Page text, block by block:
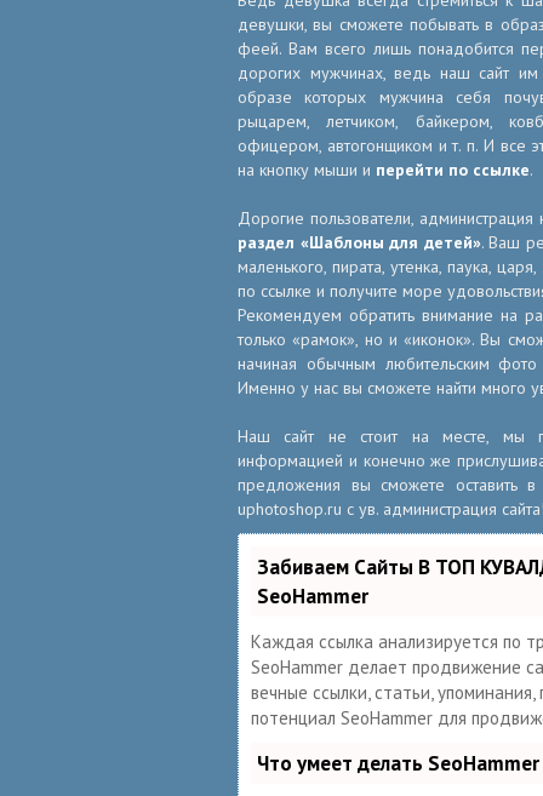
девушки, вы сможете побывать в
феей. Вам всего лишь понадобится
дорогих мужчинах, ведь наш сайт
образе которых мужчина себя
рыцарем, летчиком, байкером,
офицером, автогонщиком и т. п. И все
на кнопку мыши и перейти по ссылке.
Дорогие пользователи,
раздел «Шаблоны для детей». Ваш
маленького, пирата, утенка, паука,
по ссылке и получите море
Рекомендуем обратить внимание на
только «рамок», но и «иконок». Вы
начиная обычным любительским
Именно у нас вы сможете найти много
Наш сайт не стоит на месте, мы
информацией и конечно же
предложения вы сможете оставить
uphotoshop.ru с ув. администрация
Забиваем Сайты В ТОП
SeoHammer
Каждая ссылка анализируется по
SeoHammer делает продвижение
вечные ссылки, статьи,
потенциал SeoHammer для
Что умеет делать SeoHammer